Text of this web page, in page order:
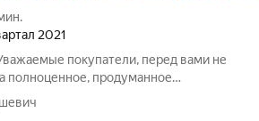
2021
покупатели, перед вами не
полноценное, продуманное
большой семьи в стильном и
Это одно из самых выгодных и